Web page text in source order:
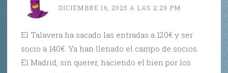
DICIEMBRE 16, 2025 A LAS 2:29 PM
El Talavera ha sacado las entradas a 120€ y ser
socio a 140€. Ya han llenado el campo de socios.
El Madrid, sin querer, haciendo el bien por los